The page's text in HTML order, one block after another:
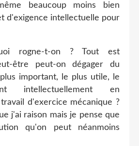
beaucoup moins bien
d'exigence intellectuelle pour
rogne-t-on ? Tout est
être peut-on dégager du
important, le plus utile, le
intellectuellement en
d'exercice mécanique ?
j'ai raison mais je pense que
qu'on peut néanmoins